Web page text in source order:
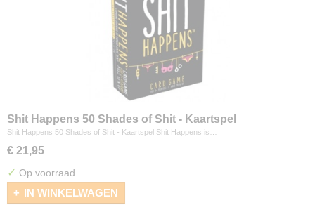
Shit Happens 50 Shades of Shit - Kaartspel
Shit Happens 50 Shades of Shit - Kaartspel Shit Happens is…
€ 21,95
✓ Op voorraad
IN WINKELWAGEN